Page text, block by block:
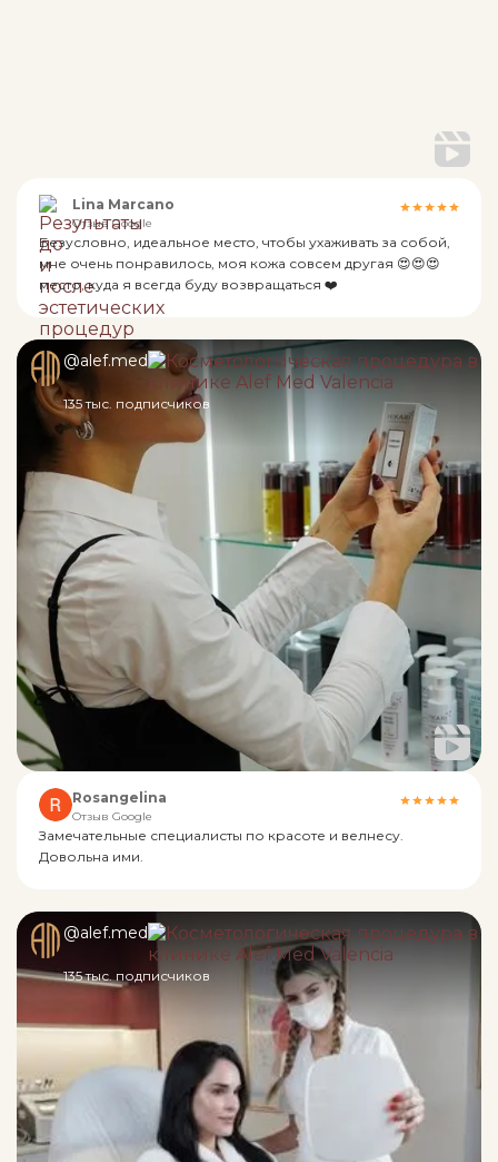
Lina Marcano
Отзыв Google
Безусловно, идеальное место, чтобы ухаживать за собой,
мне очень понравилось, моя кожа совсем другая 😍😍😍
место, куда я всегда буду возвращаться ❤️
@alef.med
135 тыс. подписчиков
Rosangelina
Отзыв Google
Замечательные специалисты по красоте и велнесу.
Довольна ими.
@alef.med
135 тыс. подписчиков